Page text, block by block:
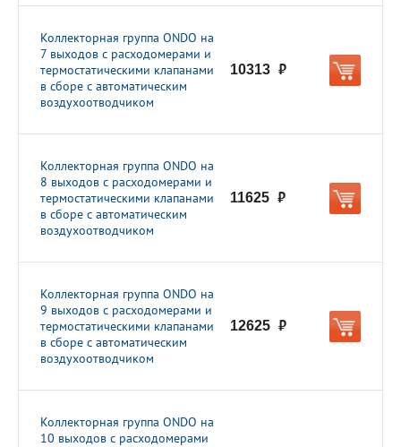
Коллекторная группа ONDO на
7 выходов с расходомерами и
термостатическими клапанами
в сборе с автоматическим
воздухоотводчиком
10313 руб.
Коллекторная группа ONDO на
8 выходов с расходомерами и
термостатическими клапанами
в сборе с автоматическим
воздухоотводчиком
11625 руб.
Коллекторная группа ONDO на
9 выходов с расходомерами и
термостатическими клапанами
в сборе с автоматическим
воздухоотводчиком
12625 руб.
Коллекторная группа ONDO на
10 выходов с расходомерами